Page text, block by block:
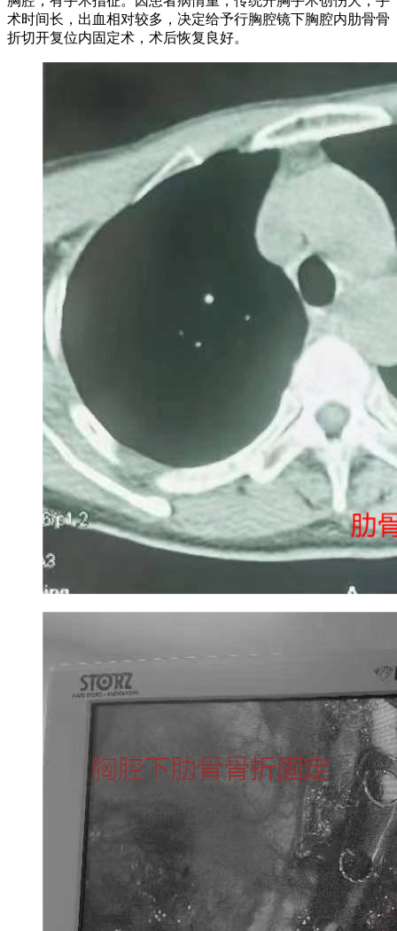
术时间长，出血相对较多，决定给予行胸腔镜下胸腔内肋骨骨
折切开复位内固定术，术后恢复良好。